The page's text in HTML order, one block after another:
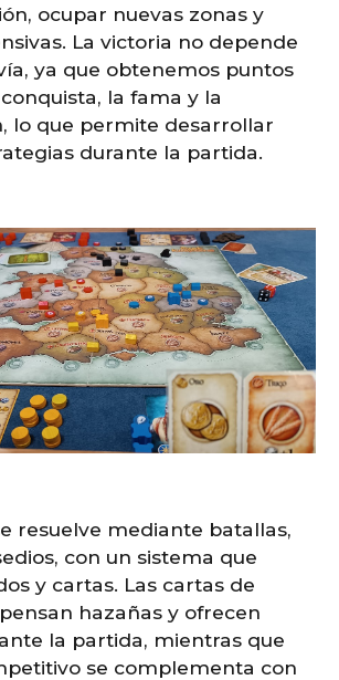
ocupar nuevas zonas y
La victoria no depende
ya que obtenemos puntos
la fama y la
lo que permite desarrollar
durante la partida.
resuelve mediante batallas,
con un sistema que
y cartas. Las cartas de
hazañas y ofrecen
la partida, mientras que
se complementa con